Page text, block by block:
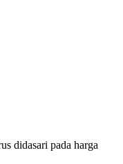
didasari pada harga